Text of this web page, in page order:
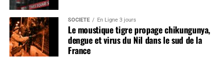
SOCIÉTÉ En Ligne 3 jours
Le moustique tigre propage chikungunya,
dengue et virus du Nil dans le sud de la
France